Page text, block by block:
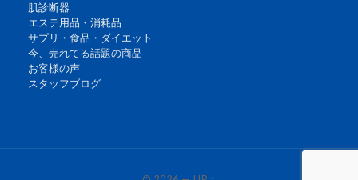
肌診断器
エステ用品・消耗品
サプリ・食品・ダイエット
今、売れてる話題の商品
お客様の声
スタッフブログ